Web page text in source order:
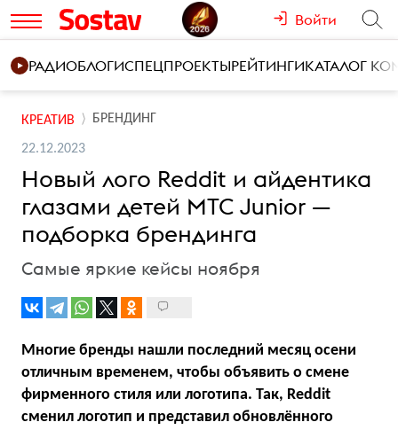
Войти
РАДИОБЛОГИСПЕЦПРОЕКТЫРЕЙТИНГИКАТАЛОГ
КРЕАТИВ БРЕНДИНГ
22.12.2023
Новый лого Reddit и айдентика
глазами детей МТС Junior —
подборка брендинга
Самые яркие кейсы ноября
Многие бренды нашли последний месяц осени
отличным временем, чтобы объявить о смене
фирменного стиля или логотипа. Так, Reddit
сменил логотип и представил обновлённого